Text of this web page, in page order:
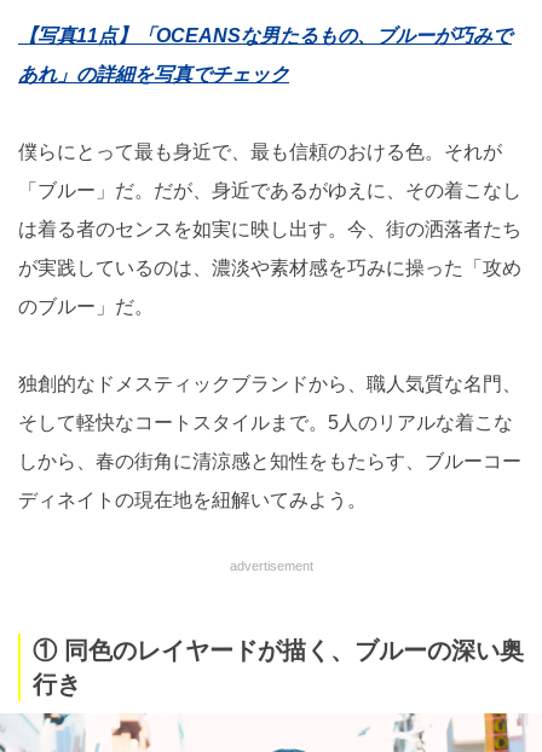
【写真11点】「OCEANSな男たるもの、ブルーが巧みで
あれ」の詳細を写真でチェック
僕らにとって最も身近で、最も信頼のおける色。それが
「ブルー」だ。だが、身近であるがゆえに、その着こなし
は着る者のセンスを如実に映し出す。今、街の洒落者たち
が実践しているのは、濃淡や素材感を巧みに操った「攻め
のブルー」だ。
独創的なドメスティックブランドから、職人気質な名門、
そして軽快なコートスタイルまで。5人のリアルな着こな
しから、春の街角に清涼感と知性をもたらす、ブルーコー
ディネイトの現在地を紐解いてみよう。
advertisement
① 同色のレイヤードが描く、ブルーの深い奥
行き